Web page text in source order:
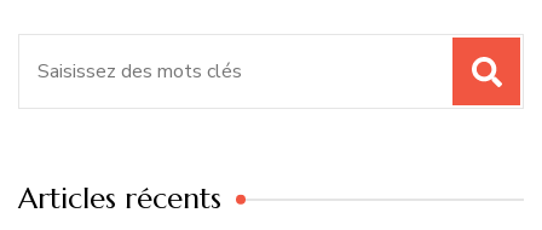
Articles récents